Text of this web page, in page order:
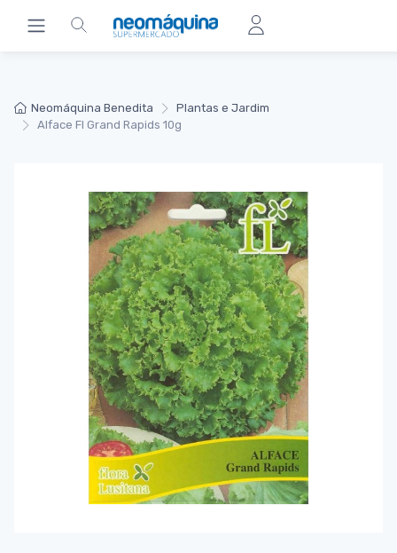
Neomáquina Benedita
Plantas e Jardim
Alface Fl Grand Rapids 10g